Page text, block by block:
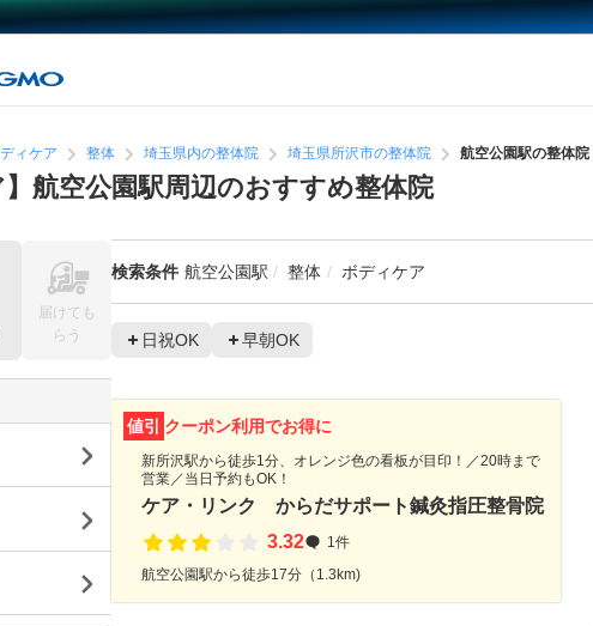
ィケア 整体 埼玉県内の整体院 埼玉県所沢市の整体院 航空公園駅の整体院
】航空公園駅周辺のおすすめ整体院
検索条件 航空公園駅 整体 ボディケア
日祝OK 早朝OK
値引 クーポン利用でお得に
新所沢駅から徒歩1分、オレンジ色の看板が目印！／20時まで
営業／当日予約もOK！
ケア・リンク からだサポート鍼灸指圧整骨院
3.32
1件
航空公園駅から徒歩17分（1.3km)
届けても
らう